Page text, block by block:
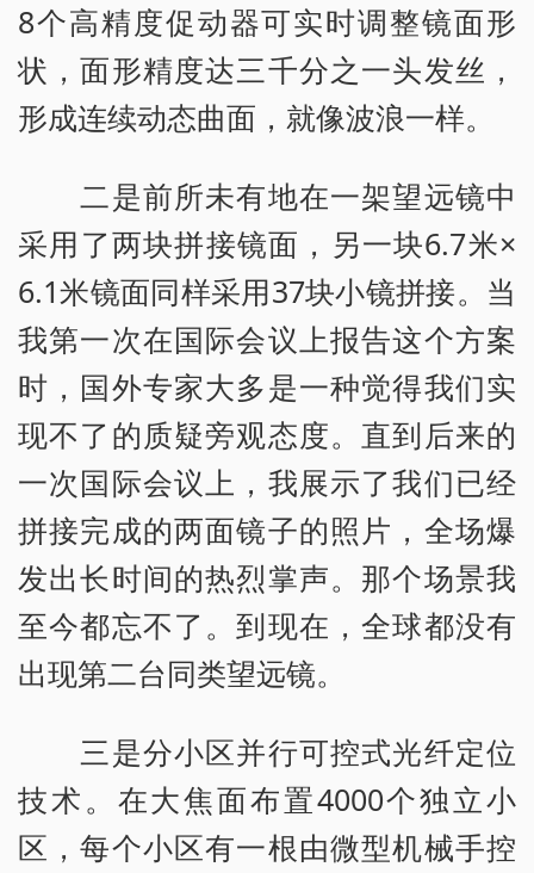
8个高精度促动器可实时调整镜面形
状，面形精度达三千分之一头发丝，
形成连续动态曲面，就像波浪一样。
二是前所未有地在一架望远镜中
采用了两块拼接镜面，另一块6.7米×
6.1米镜面同样采用37块小镜拼接。当
我第一次在国际会议上报告这个方案
时，国外专家大多是一种觉得我们实
现不了的质疑旁观态度。直到后来的
一次国际会议上，我展示了我们已经
拼接完成的两面镜子的照片，全场爆
发出长时间的热烈掌声。那个场景我
至今都忘不了。到现在，全球都没有
出现第二台同类望远镜。
三是分小区并行可控式光纤定位
技术。在大焦面布置4000个独立小
区，每个小区有一根由微型机械手控